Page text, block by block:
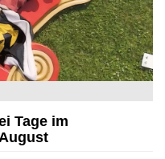
Wunderland
Tage im